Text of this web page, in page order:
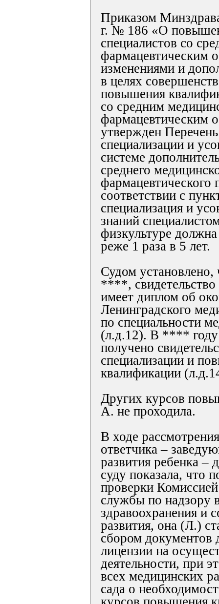
Приказом
г. № 186 «О
специалистов со
фармацевтическим
изменениями и
в целях
повышения
со средним
фармацевтическим
утвержден
специализации и
системе
среднего
фармацевтического
соответствии с
специализация и
знаний
физкультуре
реже 1 раза в 5 лет.
Судом
****,
имеет диплом об
Ленинградского
по специальности
(л.д.12). В **** году
получено
специализации и
квалификации
Других курсов
А. не проходила.
В ходе
ответчика –
развития ребенка
суду показала, что
проверки
службы по надзору
здравоохранения и
развития, она (Л.)
сбором документов
лицензии на
деятельности, при
всех медицинских
сада о